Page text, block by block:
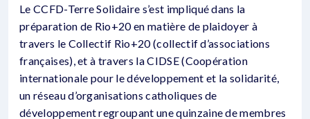
Le CCFD-Terre Solidaire s’est impliqué dans la
préparation de Rio+20 en matière de plaidoyer à
travers le Collectif Rio+20 (collectif d’associations
françaises), et à travers la CIDSE (Coopération
internationale pour le développement et la solidarité,
un réseau d’organisations catholiques de
développement regroupant une quinzaine de membres